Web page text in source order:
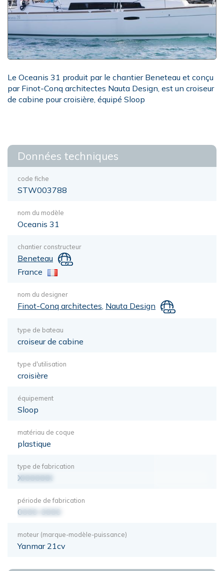
Le Oceanis 31 produit par le chantier Beneteau et conçu
par Finot-Conq architectes Nauta Design, est un croiseur
de cabine pour croisière, équipé Sloop
Données techniques
code fiche
STW003788
nom du modèle
Oceanis 31
chantier constructeur
Beneteau
France
nom du designer
Finot-Conq architectes Nauta Design
type de bateau
croiseur de cabine
type d'utilisation
croisière
équipement
Sloop
matériau de coque
plastique
type de fabrication
XXXXXXX
période de fabrication
0000-0000
moteur (marque-modèle-puissance)
Yanmar 21cv